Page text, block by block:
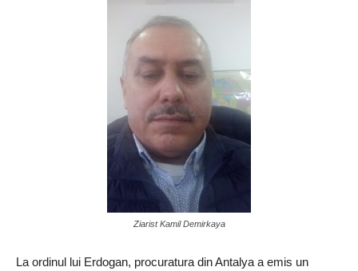
Ziarist Kamil Demirkaya
La ordinul lui Erdogan, procuratura din Antalya a emis un